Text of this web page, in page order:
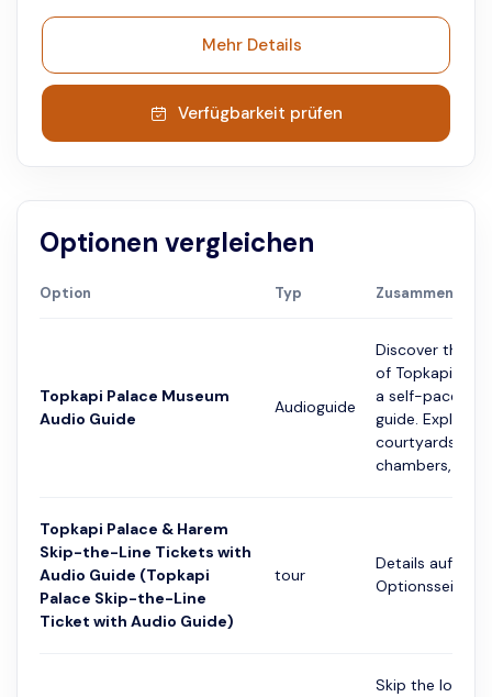
Mehr Details
Verfügbarkeit prüfen
Optionen vergleichen
Option Typ
Topkapi Palace Museum
Audio Guide
Audioguide
Discover the
of Topkapi
a self-paced
guide. Explore
courtyards,
chambers, and...
Topkapi Palace & Harem
Skip-the-Line Tickets with
Audio Guide (Topkapi
Palace Skip-the-Line
Ticket with Audio Guide)
tour
Details auf der
Optionsseite
Skip the long